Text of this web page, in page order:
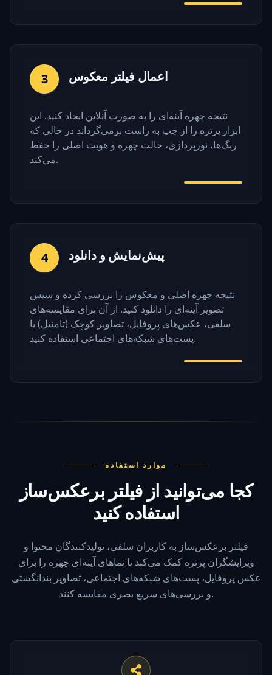
3 اعمال فیلتر معکوس
نتیجه چهره آینه‌ای را به صورت آنلاین ایجاد کنید. این
ابزار پرتره را از چپ به راست برمی‌گرداند در حالی که
رنگ‌ها، نورپردازی، حالت چهره و هویت اصلی را حفظ
می‌کند.
4 پیش‌نمایش و دانلود
نتیجه چهره اصلی و معکوس را بررسی کرده و سپس
تصویر آینه‌ای را دانلود کنید. از آن برای مقایسه‌های
سلفی، عکس‌های پروفایل، تصاویر کوچک (تامنیل) یا
پست‌های شبکه‌های اجتماعی استفاده کنید.
موارد استفاده
کجا می‌توانید از فیلتر برعکس‌ساز
استفاده کنید
فیلتر برعکس‌ساز به کاربران سلفی، تولیدکنندگان محتوا و
ویرایشگران پرتره کمک می‌کند تا نماهای آینه‌ای چهره را برای
عکس پروفایل، پست‌های شبکه‌های اجتماعی، تصاویر بندانگشتی
و بررسی‌های سریع بصری مقایسه کنند.